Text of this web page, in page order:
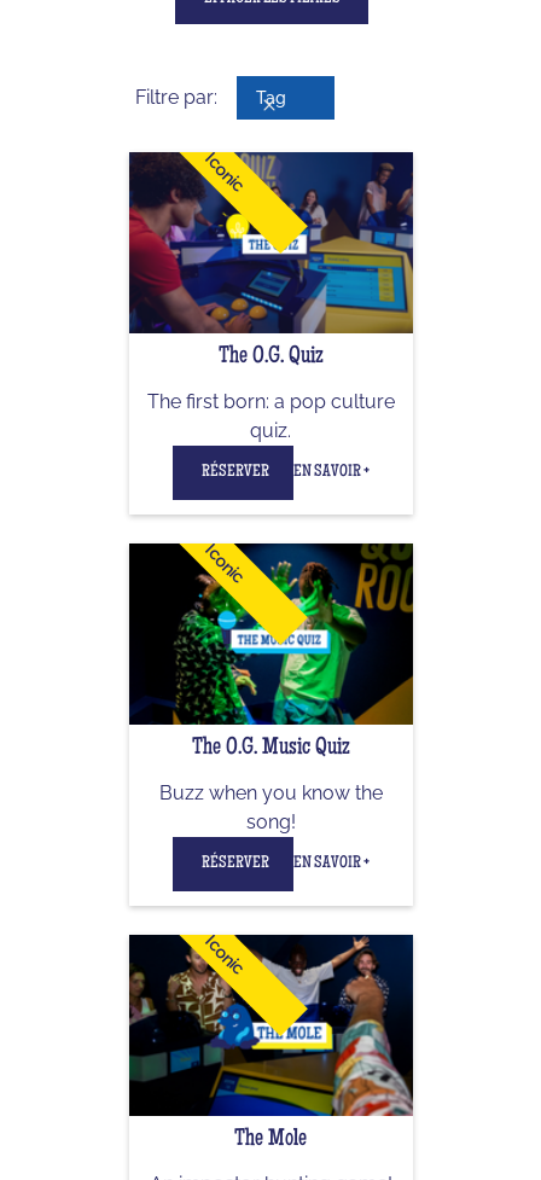
Filtre par: Tag
Iconic
The O.G. Quiz
The first born: a pop culture
quiz.
RÉSERVER EN SAVOIR +
Iconic
The O.G. Music Quiz
Buzz when you know the
song!
RÉSERVER EN SAVOIR +
Iconic
The Mole